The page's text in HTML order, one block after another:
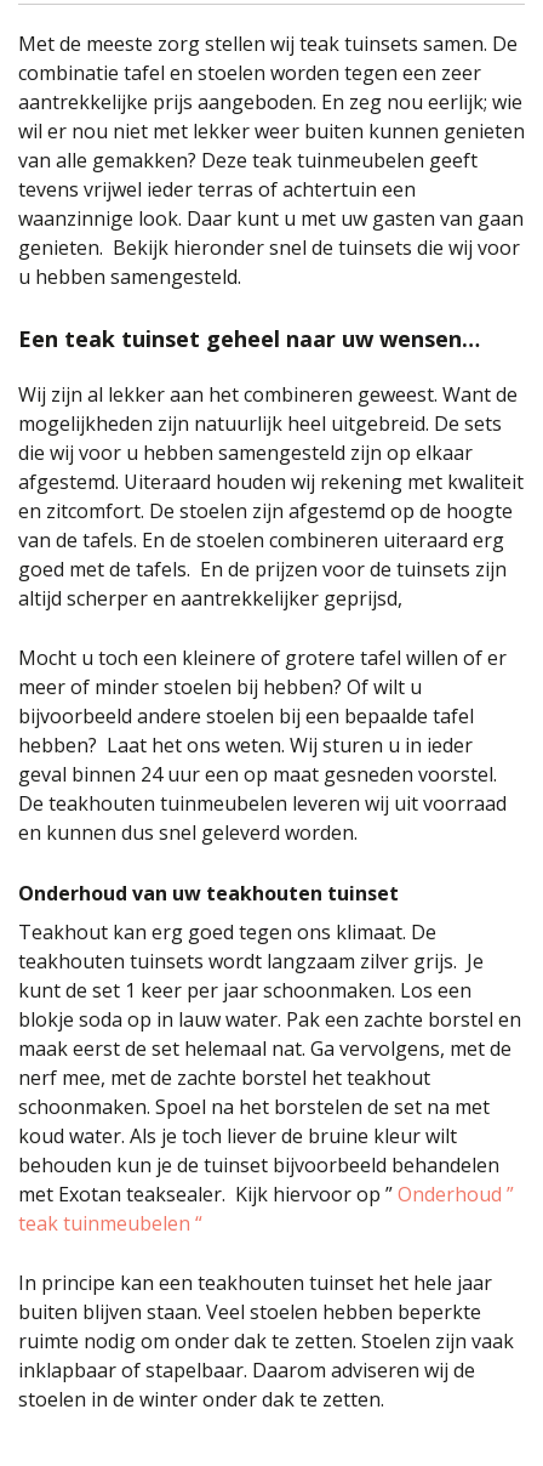
Met de meeste zorg stellen wij teak tuinsets samen. De
combinatie tafel en stoelen worden tegen een zeer
aantrekkelijke prijs aangeboden. En zeg nou eerlijk; wie
wil er nou niet met lekker weer buiten kunnen genieten
van alle gemakken? Deze teak tuinmeubelen geeft
tevens vrijwel ieder terras of achtertuin een
waanzinnige look. Daar kunt u met uw gasten van gaan
genieten. Bekijk hieronder snel de tuinsets die wij voor
u hebben samengesteld.
Een teak tuinset geheel naar uw wensen…
Wij zijn al lekker aan het combineren geweest. Want de
mogelijkheden zijn natuurlijk heel uitgebreid. De sets
die wij voor u hebben samengesteld zijn op elkaar
afgestemd. Uiteraard houden wij rekening met kwaliteit
en zitcomfort. De stoelen zijn afgestemd op de hoogte
van de tafels. En de stoelen combineren uiteraard erg
goed met de tafels. En de prijzen voor de tuinsets zijn
altijd scherper en aantrekkelijker geprijsd,
Mocht u toch een kleinere of grotere tafel willen of er
meer of minder stoelen bij hebben? Of wilt u
bijvoorbeeld andere stoelen bij een bepaalde tafel
hebben? Laat het ons weten. Wij sturen u in ieder
geval binnen 24 uur een op maat gesneden voorstel.
De teakhouten tuinmeubelen leveren wij uit voorraad
en kunnen dus snel geleverd worden.
Onderhoud van uw teakhouten tuinset
Teakhout kan erg goed tegen ons klimaat. De
teakhouten tuinsets wordt langzaam zilver grijs. Je
kunt de set 1 keer per jaar schoonmaken. Los een
blokje soda op in lauw water. Pak een zachte borstel en
maak eerst de set helemaal nat. Ga vervolgens, met de
nerf mee, met de zachte borstel het teakhout
schoonmaken. Spoel na het borstelen de set na met
koud water. Als je toch liever de bruine kleur wilt
behouden kun je de tuinset bijvoorbeeld behandelen
met Exotan teaksealer. Kijk hiervoor op ”Onderhoud ”
teak tuinmeubelen “
In principe kan een teakhouten tuinset het hele jaar
buiten blijven staan. Veel stoelen hebben beperkte
ruimte nodig om onder dak te zetten. Stoelen zijn vaak
inklapbaar of stapelbaar. Daarom adviseren wij de
stoelen in de winter onder dak te zetten.